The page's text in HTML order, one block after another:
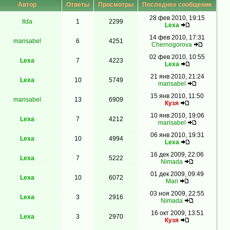
Автор Ответы Просмотры Последнее сообщение
Ilda 1 2299
28 фев 2010, 19:15
Lexa
marisabel 6 4251
14 фев 2010, 17:31
Chernogorova
Lexa 7 4223
02 фев 2010, 10:55
Lexa
Lexa 10 5749
21 янв 2010, 21:24
marisabel
marisabel 13 6909
15 янв 2010, 11:50
Кузя
Lexa 7 4212
10 янв 2010, 19:06
marisabel
Lexa 10 4994
06 янв 2010, 19:31
Lexa
Lexa 7 5222
16 дек 2009, 22:06
Nimada
Lexa 10 6072
01 дек 2009, 09:49
Mari
Lexa 3 2916
03 ноя 2009, 22:55
Nimada
Lexa 3 2970
16 окт 2009, 13:51
Кузя